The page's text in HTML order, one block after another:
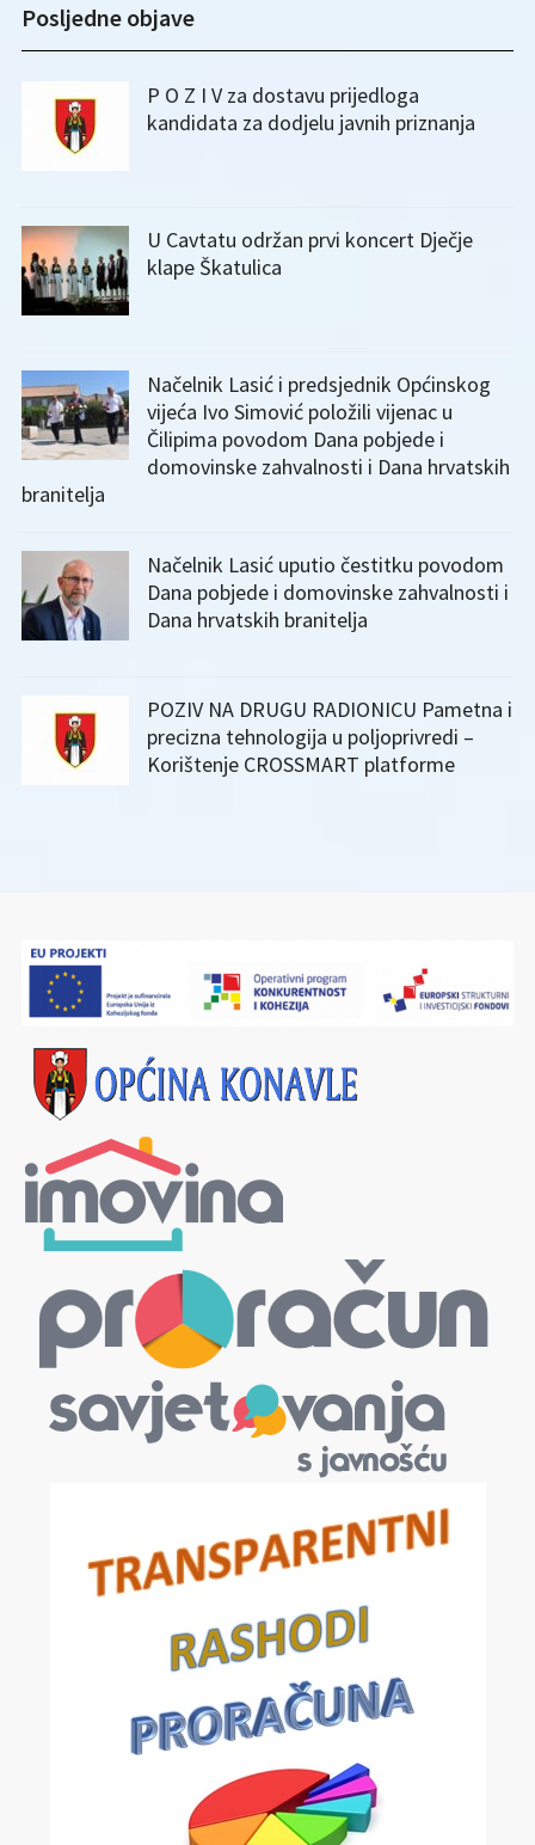
Posljedne objave
P O Z I V za dostavu prijedloga
kandidata za dodjelu javnih priznanja
U Cavtatu održan prvi koncert Dječje
klape Škatulica
Načelnik Lasić i predsjednik Općinskog
vijeća Ivo Simović položili vijenac u
Čilipima povodom Dana pobjede i
domovinske zahvalnosti i Dana hrvatskih
branitelja
Načelnik Lasić uputio čestitku povodom
Dana pobjede i domovinske zahvalnosti i
Dana hrvatskih branitelja
POZIV NA DRUGU RADIONICU Pametna i
precizna tehnologija u poljoprivredi –
Korištenje CROSSMART platforme